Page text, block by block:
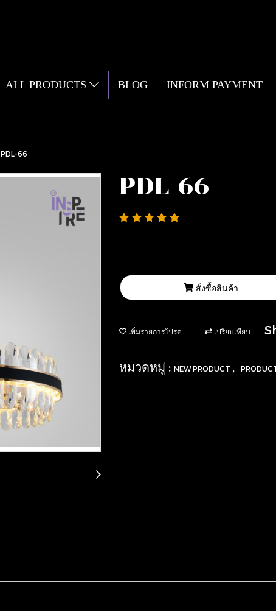
ALL PRODUCTS BLOG INFORM PAYMENT
PDL-66
PDL-66
สั่งซื้อสินค้า
เพิ่มรายการโปรด เปรียบเทียบ
หมวดหมู่ : NEW PRODUCT